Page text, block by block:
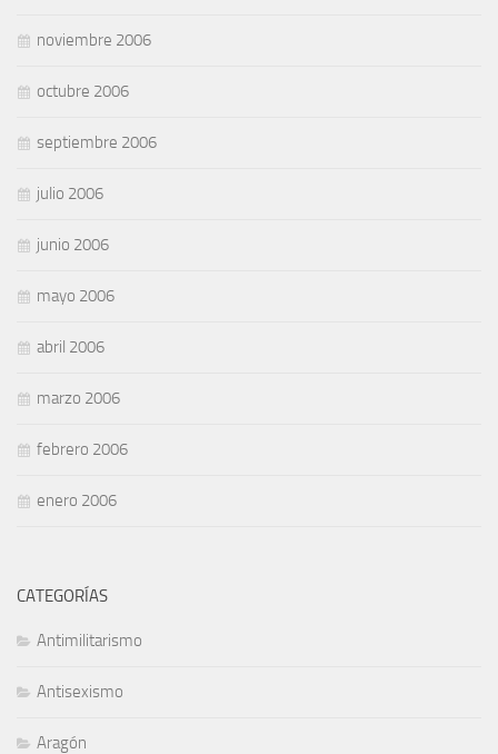
noviembre 2006
octubre 2006
septiembre 2006
julio 2006
junio 2006
mayo 2006
abril 2006
marzo 2006
febrero 2006
enero 2006
CATEGORÍAS
Antimilitarismo
Antisexismo
Aragón